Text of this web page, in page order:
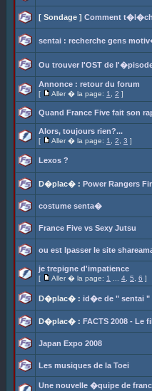
[ Sondage ] Comment
sentai : recherche gens
Ou trouver l'OST de
Annonce : retour du forum
[ Aller � la page: 1 2 ]
Quand France Five fait son
Alors, toujours rien?...
[ Aller � la page: 1 2 3 ]
Lexos ?
D�plac� : Power Rangers
costume senta�
France Five vs Sexy Jutsu
ou est lpasser le site
je trepigne d'impatience
[ Aller � la page: 1 4 5 6 ]
D�plac� : id�e de " sentai "
D�plac� : FACTS 2008 - Le
Japan Expo 2008
Les musiques de la Toei
Une nouvelle �quipe de